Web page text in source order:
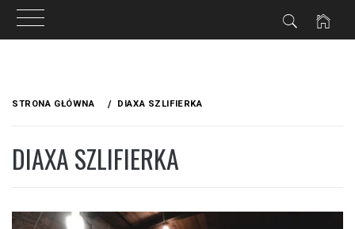
STRONA GŁÓWNA DIAXA SZLIFIERKA
DIAXA SZLIFIERKA